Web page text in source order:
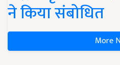
ने किया संबोधित
More